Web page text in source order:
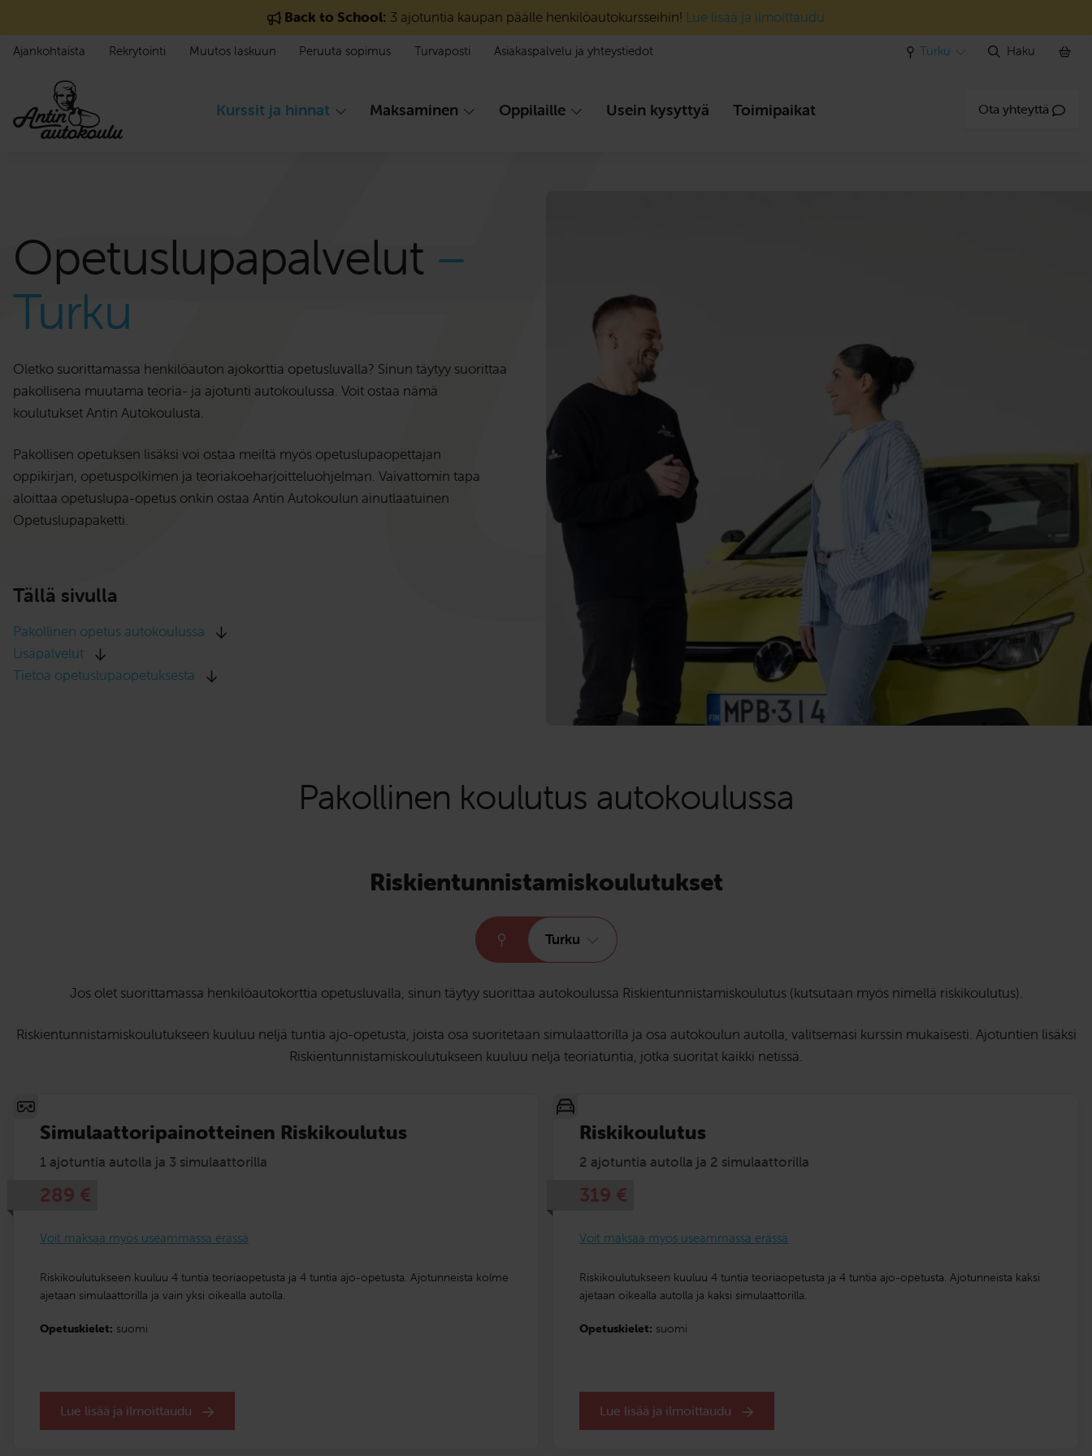
Back to School: 3 ajotuntia kaupan päälle henkilöautokursseihin! Lue lisää ja ilmoittaudu
Kurssit ja hinnat Maksaminen Oppilaille Usein kysyttyä Toimipaikat Ota yhteyttä
Ajankohtaista Rekrytointi Muutos laskuun Peruuta sopimus Turvaposti Asiakaspalvelu ja yhteystiedot Turku Haku
Opetuslupapalvelut –
Turku
Oletko suorittamassa henkilöauton ajokorttia opetusluvalla? Sinun täytyy suorittaa
pakollisena muutama teoria- ja ajotunti autokoulussa. Voit ostaa nämä
koulutukset Antin Autokoulusta.
Pakollisen opetuksen lisäksi voi ostaa meiltä myös opetuslupaopettajan
oppikirjan, opetuspolkimen ja teoriakoeharjoitteluohjelman. Vaivattomin tapa
aloittaa opetuslupa-opetus onkin ostaa Antin Autokoulun ainutlaatuinen
Opetuslupapaketti.
Tällä sivulla
Pakollinen opetus autokoulussa
Lisäpalvelut
Tietoa opetuslupaopetuksesta
Pakollinen koulutus autokoulussa
Riskientunnistamiskoulutukset
Turku
Jos olet suorittamassa henkilöautokorttia opetusluvalla, sinun täytyy suorittaa autokoulussa Riskientunnistamiskoulutus (kutsutaan myös nimellä riskikoulutus).
Riskientunnistamiskoulutukseen kuuluu neljä tuntia ajo-opetusta, joista osa suoritetaan simulaattorilla ja osa autokoulun autolla, valitsemasi kurssin mukaisesti. Ajotuntien lisäksi
Riskientunnistamiskoulutukseen kuuluu neljä teoriatuntia, jotka suoritat kaikki netissä.
Simulaattoripainotteinen Riskikoulutus
1 ajotuntia autolla ja 3 simulaattorilla
289 €
Voit maksaa myös useammassa erässä
Riskikoulutukseen kuuluu 4 tuntia teoriaopetusta ja 4 tuntia ajo-opetusta. Ajotunneista kolme
ajetaan simulaattorilla ja vain yksi oikealla autolla.
Opetuskielet: suomi
Lue lisää ja ilmoittaudu
Riskikoulutus
2 ajotuntia autolla ja 2 simulaattorilla
319 €
Voit maksaa myös useammassa erässä
Riskikoulutukseen kuuluu 4 tuntia teoriaopetusta ja 4 tuntia ajo-opetusta. Ajotunneista kaksi
ajetaan oikealla autolla ja kaksi simulaattorilla.
Opetuskielet: suomi
Lue lisää ja ilmoittaudu